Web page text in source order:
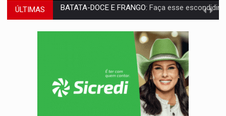
ÚLTIMAS BARREIRA NATURAL:Desmate da Amazônia corta chuvas no Sul e ameaça
:Anvisa libera venda de medicamentos pela Shopee, mas
Nova lei endurece punição por abuso sexual contra
POLUIÇÃO E RISCOS: Retirada de fiação irregular avança no país e em PVH
VÍDEO:Armado com machado, homem ameaça matar sobrinha grávida e
Homem é espancado por facção criminosa